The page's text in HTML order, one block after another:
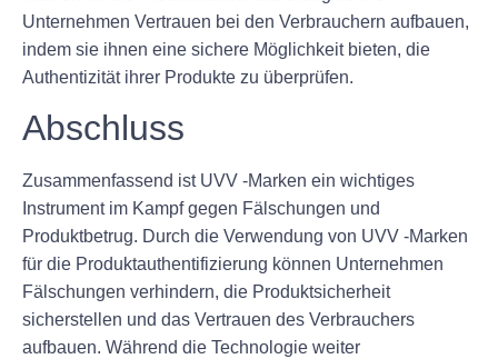
Unternehmen Vertrauen bei den Verbrauchern aufbauen,
indem sie ihnen eine sichere Möglichkeit bieten, die
Authentizität ihrer Produkte zu überprüfen.
Abschluss
Zusammenfassend ist UVV -Marken ein wichtiges
Instrument im Kampf gegen Fälschungen und
Produktbetrug. Durch die Verwendung von UVV -Marken
für die Produktauthentifizierung können Unternehmen
Fälschungen verhindern, die Produktsicherheit
sicherstellen und das Vertrauen des Verbrauchers
aufbauen. Während die Technologie weiter